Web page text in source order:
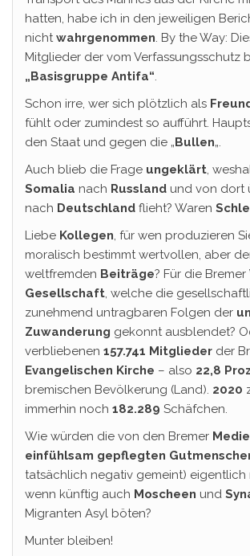
hatten, habe ich in den jeweiligen
nichtwahrgenommen. By the Way:
Mitglieder der vom Verfassungsschutz
„Basisgruppe Antifa“.
Schon irre, wer sich plötzlich als
fühlt oder zumindest so aufführt.
den Staat und gegen die „Bullen„.
Auch blieb die Frage ungeklärt,
Somalia nach Russland und von dort
nach Deutschland flieht? Waren
Liebe Kollegen, für wen produzieren
moralisch bestimmt wertvollen, aber
weltfremden Beiträge? Für die Bremer
Gesellschaft, welche die
zunehmend untragbaren Folgen der
Zuwanderung gekonnt ausblendet?
verbliebenen 157.741 Mitglieder der
Evangelischen Kirche – also 22,8
bremischen Bevölkerung (Land). 2020
immerhin noch 182.289 Schäfchen.
Wie würden die von den Bremer
einfühlsam gepflegten
tatsächlich negativ gemeint) eigentlich
wenn künftig auch Moscheen und
Migranten Asyl böten?
Munter bleiben!